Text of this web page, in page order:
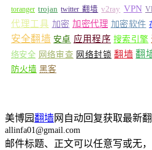
toranger trojan twitter 翻墙 v2ray VPN
代理工具 加密 加密代理 加密软件
安全翻墙 安卓 应用程序 搜索引擎
络安全 网络审查 网络封锁 翻墙 翻
防火墙 黑客
美博园翻墙网自动回复获取最新
allinfa01@gmail.com
邮件标题、正文可以任意写或无